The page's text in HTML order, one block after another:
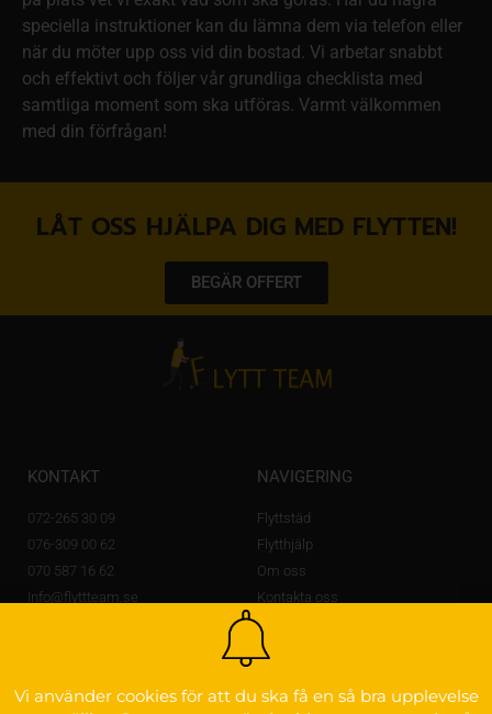
speciella instruktioner kan du lämna dem via telefon eller
när du möter upp oss vid din bostad. Vi arbetar snabbt
och effektivt och följer vår grundliga checklista med
samtliga moment som ska utföras. Varmt välkommen
med din förfrågan!
LÅT OSS HJÄLPA DIG MED FLYTTEN!
BEGÄR OFFERT
KONTAKT
072-265 30 09
076-309 00 62
070 587 16 62
Info@flyttteam.se
NAVIGERING
Flyttstäd
Flytthjälp
Om oss
Kontakta oss
Vi använder cookies för att du ska få en så bra upplevelse